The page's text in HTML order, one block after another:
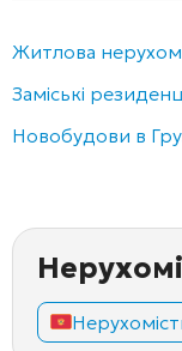
Житлова
Заміські
Новобудови в